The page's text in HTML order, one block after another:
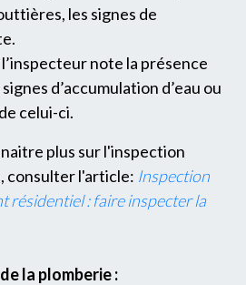
les signes de
note la présence
d’accumulation d’eau ou
celui-ci.
plus sur l'inspection
consulter l'article: Inspection
résidentiel : faire inspecter la
la plomberie :